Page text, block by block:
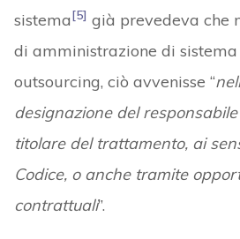
sistema[5] già prevedeva che
di amministrazione di
outsourcing, ciò avvenisse “
designazione del
titolare del trattamento, ai
Codice, o anche tramite
contrattuali”.